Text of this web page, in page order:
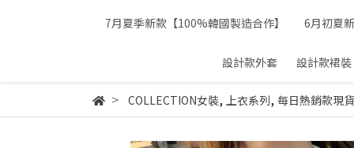
7月夏季新款【100%韓國製造合作】 6月初夏
設計款外套 設計款裙裝
COLLECTION女裝, 上衣系列, 每日熱銷款現貨